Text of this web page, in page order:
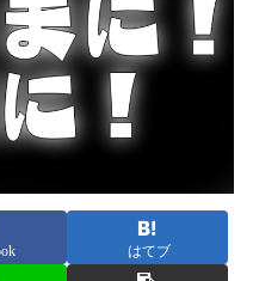
はてブ